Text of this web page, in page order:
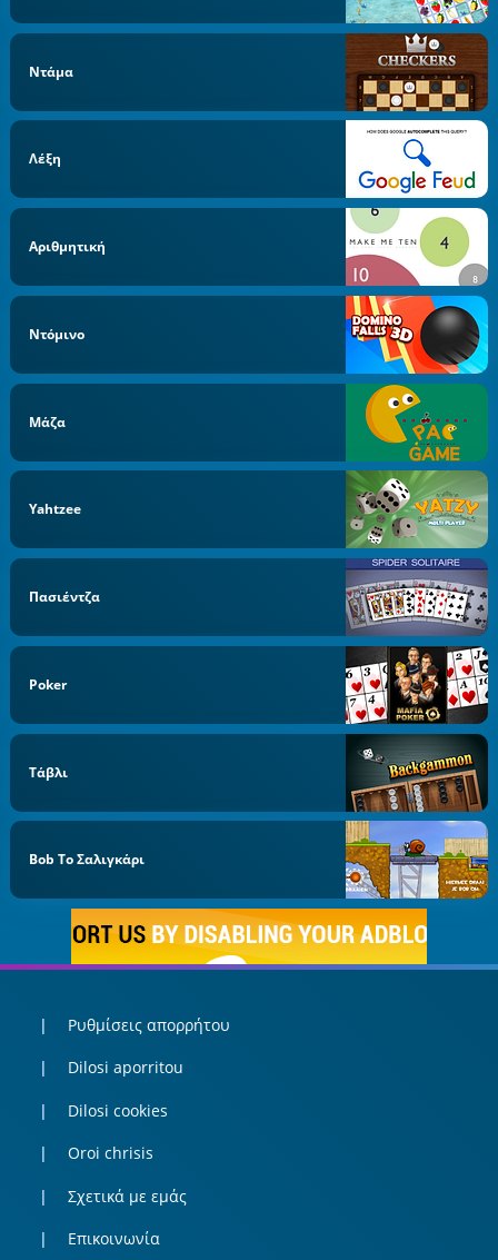
Ντάμα
Λέξη
Αριθμητική
Ντόμινο
Μάζα
Yahtzee
Πασιέντζα
Poker
Τάβλι
Bob Το Σαλιγκάρι
Ρυθμίσεις απορρήτου
Dilosi aporritou
Dilosi cookies
Oroi chrisis
Σχετικά με εμάς
Επικοινωνία